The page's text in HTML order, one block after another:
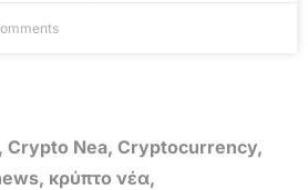
, Crypto Nea, Cryptocurrency,
, κρύπτο νέα,